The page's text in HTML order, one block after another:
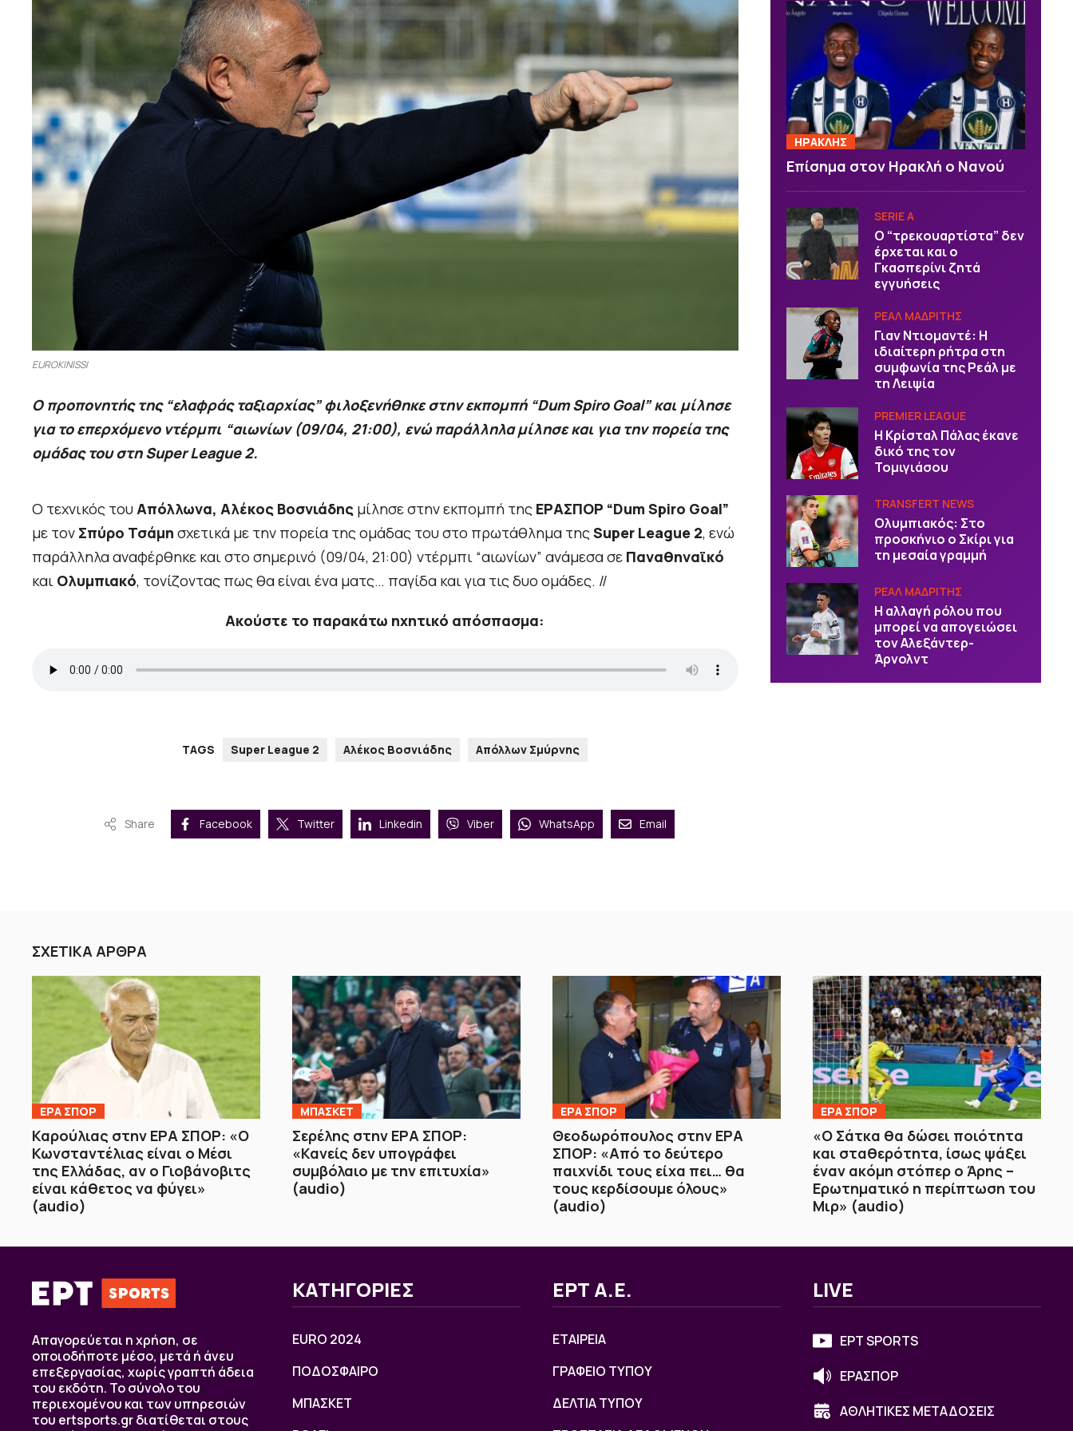
EUROKINISSI
Ο προπονητής της “ελαφράς ταξιαρχίας” φιλοξενήθηκε στην εκπομπή “Dum Spiro Goal” και μίλησε
για το επερχόμενο ντέρμπι “αιωνίων (09/04, 21:00), ενώ παράλληλα μίλησε και για την πορεία της
ομάδας του στη Super League 2.
Ο τεχνικός του Απόλλωνα, Αλέκος Βοσνιάδης μίλησε στην εκπομπή της ΕΡΑΣΠΟΡ “Dum Spiro Goal”
με τον Σπύρο Τσάμη σχετικά με την πορεία της ομάδας του στο πρωτάθλημα τηςSuper League 2, ενώ
παράλληλα αναφέρθηκε και στο σημερινό (09/04, 21:00) ντέρμπι “αιωνίων” ανάμεσα σε Παναθηναϊκό
και Ολυμπιακό, τονίζοντας πως θα είναι ένα ματς… παγίδα και για τις δυο ομάδες. //
Ακούστε το παρακάτω ηχητικό απόσπασμα:
TAGS Super League 2 Αλέκος Βοσνιάδης Απόλλων Σμύρνης
Share Facebook Twitter Linkedin Viber WhatsApp Email
ΗΡΑΚΛΗΣ
Επίσημα στον Ηρακλή ο Νανού
SERIE A
Ο “τρεκουαρτίστα” δεν
έρχεται και ο
Γκασπερίνι ζητά
εγγυήσεις
ΡΕΑΛ ΜΑΔΡΙΤΗΣ
Γιαν Ντιομαντέ: Η
ιδιαίτερη ρήτρα στη
συμφωνία της Ρεάλ με
τη Λειψία
PREMIER LEAGUE
Η Κρίσταλ Πάλας έκανε
δικό της τον
Τομιγιάσου
TRANSFERT NEWS
Ολυμπιακός: Στο
προσκήνιο ο Σκίρι για
τη μεσαία γραμμή
ΡΕΑΛ ΜΑΔΡΙΤΗΣ
Η αλλαγή ρόλου που
μπορεί να απογειώσει
τον Αλεξάντερ-
Άρνολντ
ΣΧΕΤΙΚΑ ΑΡΘΡΑ
ΕΡΑ ΣΠΟΡ
Καρούλιας στην ΕΡΑ ΣΠΟΡ: «Ο
Κωνσταντέλιας είναι ο Μέσι
της Ελλάδας, αν ο Γιοβάνοβιτς
είναι κάθετος να φύγει»
(audio)
ΜΠΑΣΚΕΤ
Σερέλης στην ΕΡΑ ΣΠΟΡ:
«Κανείς δεν υπογράφει
συμβόλαιο με την επιτυχία»
(audio)
ΕΡΑ ΣΠΟΡ
Θεοδωρόπουλος στην ΕΡΑ
ΣΠΟΡ: «Από το δεύτερο
παιχνίδι τους είχα πει… θα
τους κερδίσουμε όλους»
(audio)
ΕΡΑ ΣΠΟΡ
«Ο Σάτκα θα δώσει ποιότητα
και σταθερότητα, ίσως ψάξει
έναν ακόμη στόπερ ο Άρης –
Ερωτηματικό η περίπτωση του
Μιρ» (audio)
Απαγορεύεται η χρήση, σε
οποιοδήποτε μέσο, μετά ή άνευ
επεξεργασίας, χωρίς γραπτή άδεια
του εκδότη. Το σύνολο του
περιεχομένου και των υπηρεσιών
του ertsports.gr διατίθεται στους
ΚΑΤΗΓΟΡΙΕΣ
EURO 2024
ΠΟΔΟΣΦΑΙΡΟ
ΜΠΑΣΚΕΤ
ΕΡΤ Α.Ε.
ΕΤΑΙΡΕΙΑ
ΓΡΑΦΕΙΟ ΤΥΠΟΥ
ΔΕΛΤΙΑ ΤΥΠΟΥ
LIVE
ΕΡΤ SPORTS
ΕΡΑΣΠΟΡ
ΑΘΛΗΤΙΚΕΣ ΜΕΤΑΔΟΣΕΙΣ